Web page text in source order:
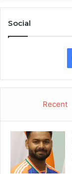
Social
Recent